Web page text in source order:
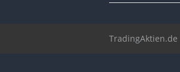
TradingAktien.de